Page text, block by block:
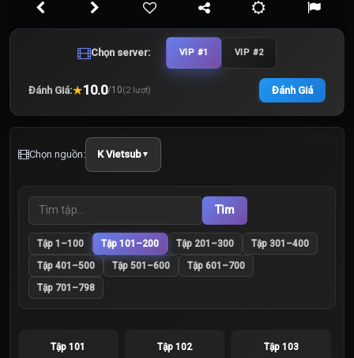
Chọn server: VIP #1 VIP #2
Đánh Giá:★10.0/10(2 lượt) Đánh Giá
Chọn nguồn: K Vietsub▼
Tìm
Tập 1–100 Tập 101–200 Tập 201–300
Tập 301–400
Tập 401–500
Tập 501–600
Tập 601–700
Tập 701–798
Tập 101 Tập 102 Tập 103